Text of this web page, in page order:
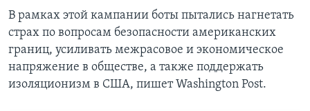
В рамках этой кампании боты пытались нагнетать
страх по вопросам безопасности американских
границ, усиливать межрасовое и экономическое
напряжение в обществе, а также поддержать
изоляционизм в США, пишет Washington Post.